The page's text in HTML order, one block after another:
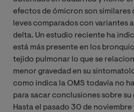
efectos de ómicron son similares
leves comparados con variantes
delta. Un estudio reciente ha
está más presente en los
tejido pulmonar lo que se
menor gravedad en su
como indica la OMS todavía no
para sacar conclusiones sobre
Hasta el pasado 30 de